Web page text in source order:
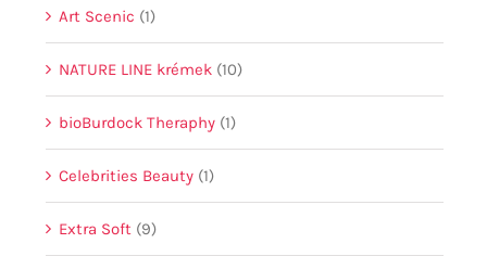
Art Scenic (1)
NATURE LINE krémek (10)
bioBurdock Theraphy (1)
Celebrities Beauty (1)
Extra Soft (9)